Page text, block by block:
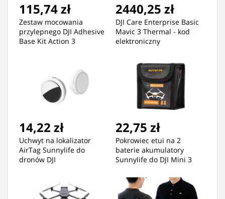
115,74 zł
Zestaw mocowania
przylepnego DJI Adhesive
Base Kit Action 3
2440,25 zł
DJI Care Enterprise Basic
Mavic 3 Thermal - kod
elektroniczny
14,22 zł
Uchwyt na lokalizator
AirTag Sunnylife do
dronów DJI
22,75 zł
Pokrowiec etui na 2
baterie akumulatory
Sunnylife do DJI Mini 3
DC385)